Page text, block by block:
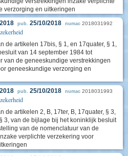
verzorging en uitkeringen
pub. 25/10/2018 numac 2018031992
de artikelen 17bis, § 1, en 17quater, § 1,
van 14 september 1984 tot
van de geneeskundige verstrekkingen
geneeskundige verzorging en
pub. 25/10/2018 numac 2018031993
de artikelen 2, B, 17ter, B, 17quater, § 3,
3, van de bijlage bij het koninklijk besluit
van de nomenclatuur van de
verplichte verzekering voor